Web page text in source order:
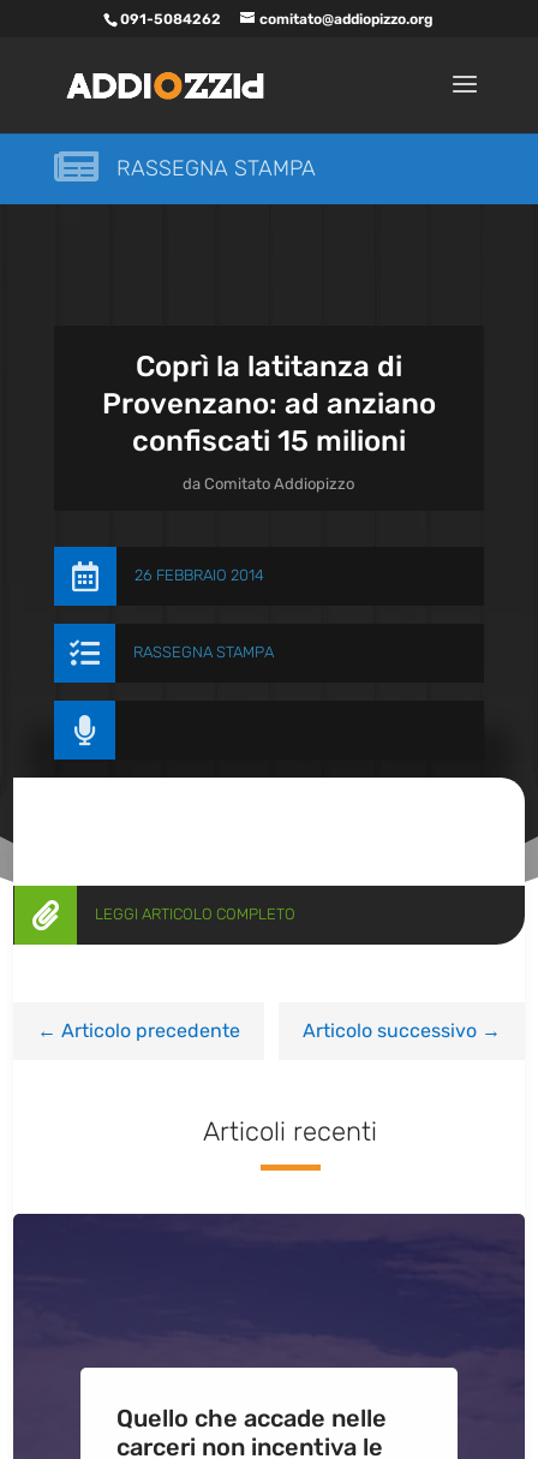
091-5084262 comitato@addiopizzo.org
 RASSEGNA STAMPA
Coprì la latitanza di
Provenzano: ad anziano
confiscati 15 milioni
daComitato Addiopizzo
 26 FEBBRAIO 2014
 RASSEGNA STAMPA

 LEGGI ARTICOLO COMPLETO
←Articolo precedente Articolo successivo→
Articoli recenti
Quello che accade nelle
carceri non incentiva le